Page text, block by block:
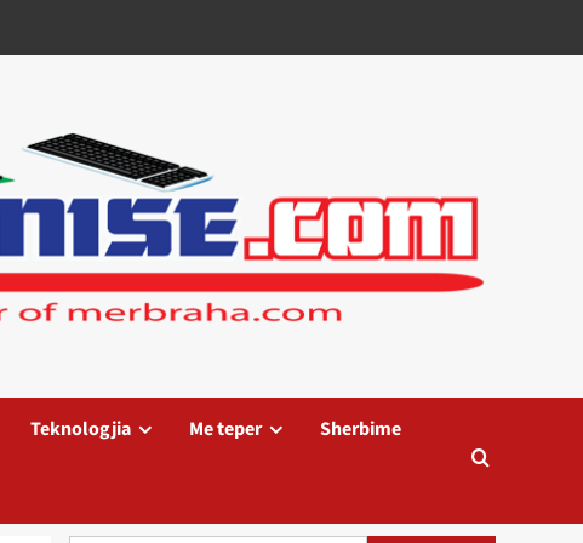
Teknologjia Me teper Sherbime